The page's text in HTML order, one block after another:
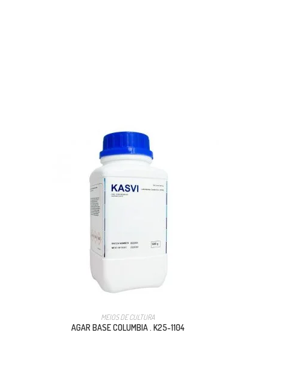
MEIOS DE CULTURA
AGAR BASE COLUMBIA . K25-1104